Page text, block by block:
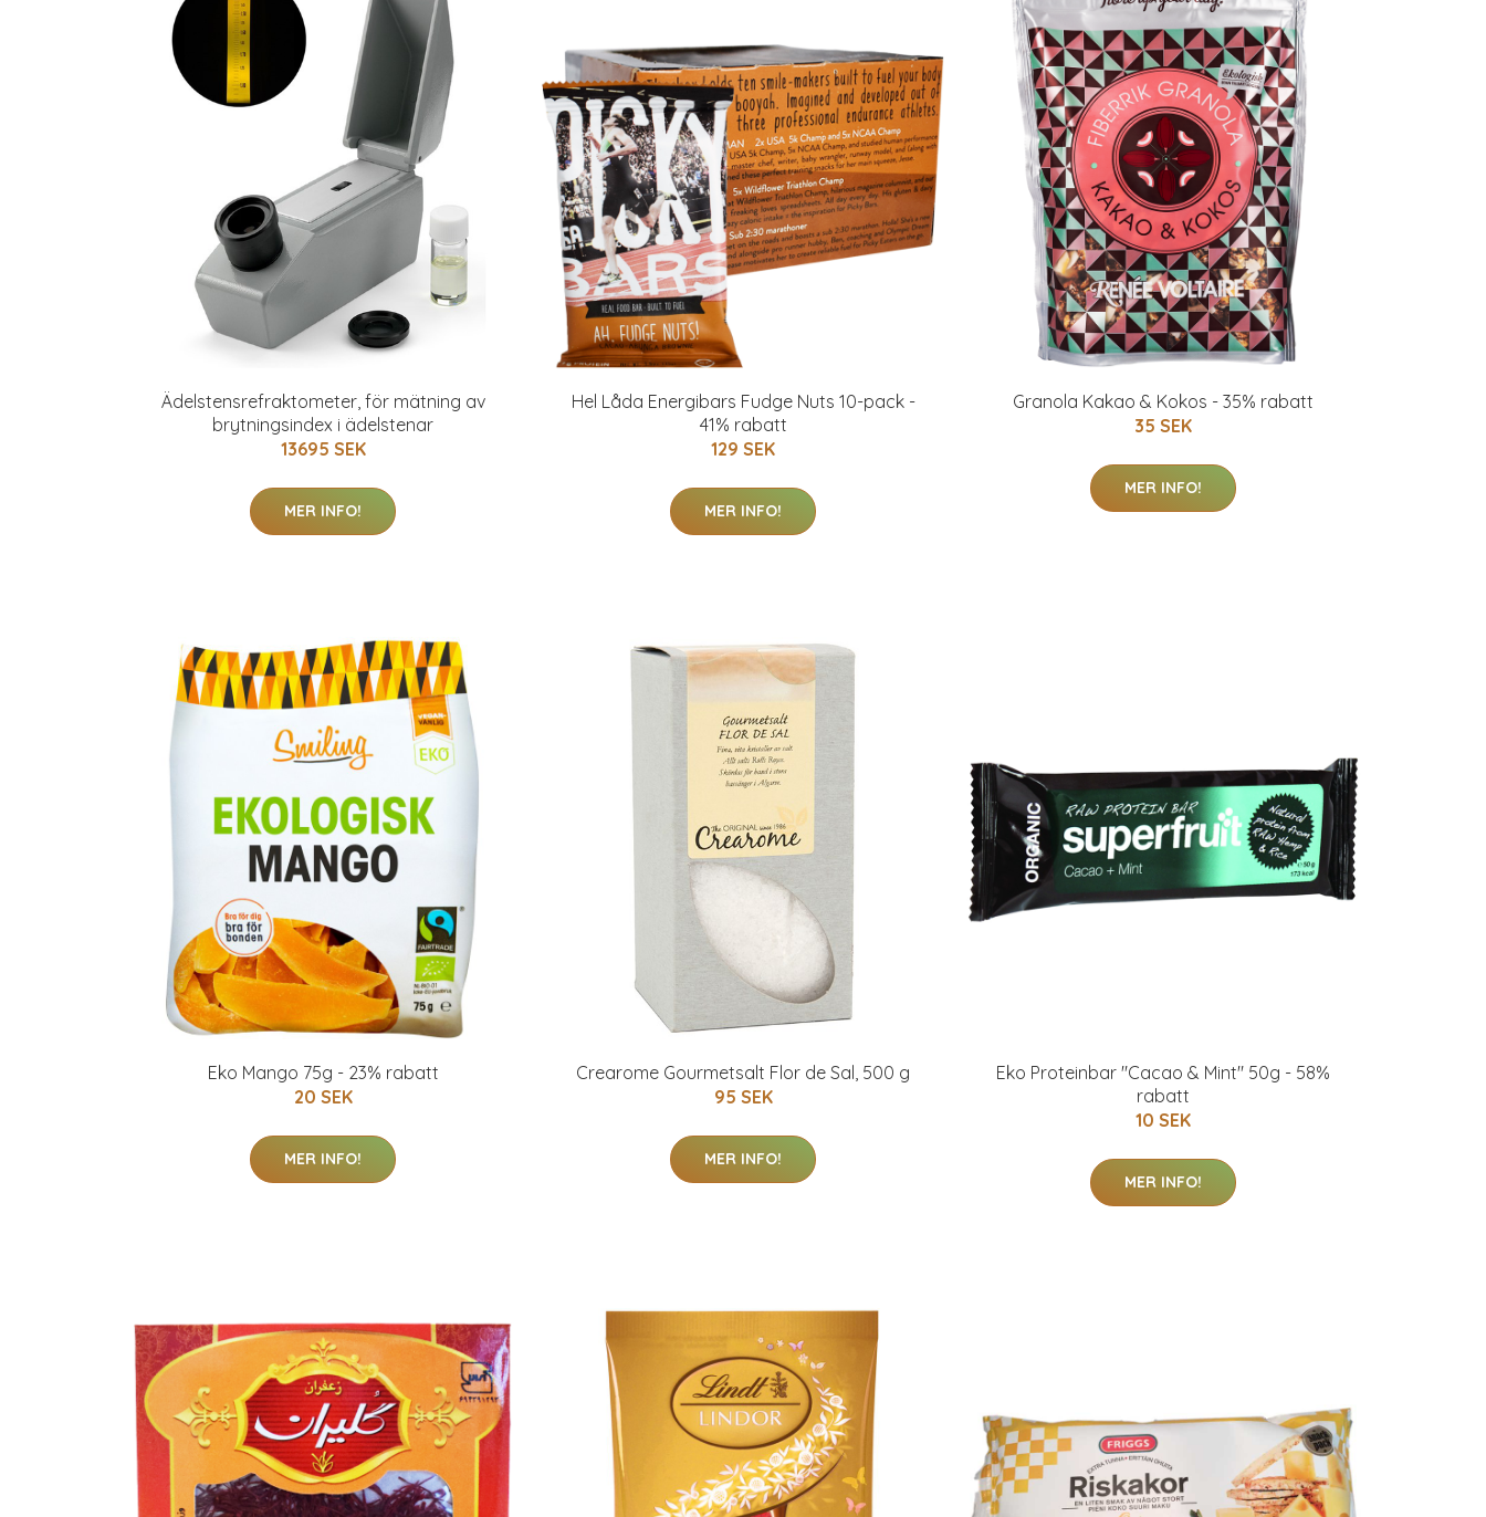
Ädelstensrefraktometer, för mätning av
brytningsindex i ädelstenar
13695 SEK
MER INFO!
Hel Låda Energibars Fudge Nuts 10-pack -
41% rabatt
129 SEK
MER INFO!
Granola Kakao & Kokos - 35% rabatt
35 SEK
MER INFO!
Eko Mango 75g - 23% rabatt
20 SEK
MER INFO!
Crearome Gourmetsalt Flor de Sal, 500 g
95 SEK
MER INFO!
Eko Proteinbar "Cacao & Mint" 50g - 58%
rabatt
10 SEK
MER INFO!